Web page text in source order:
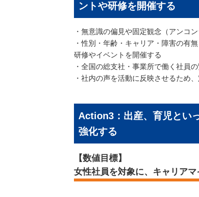
ントや研修を開催する
・無意識の偏見や固定観念（アンコ
・性別・年齢・キャリア・障害の有
研修やイベントを開催する
・全国の総支社・事業所で働く社員
・社内の声を活動に反映させるため
Action3：出産、育児とい
強化する
【数値目標】
女性社員を対象に、キャリア